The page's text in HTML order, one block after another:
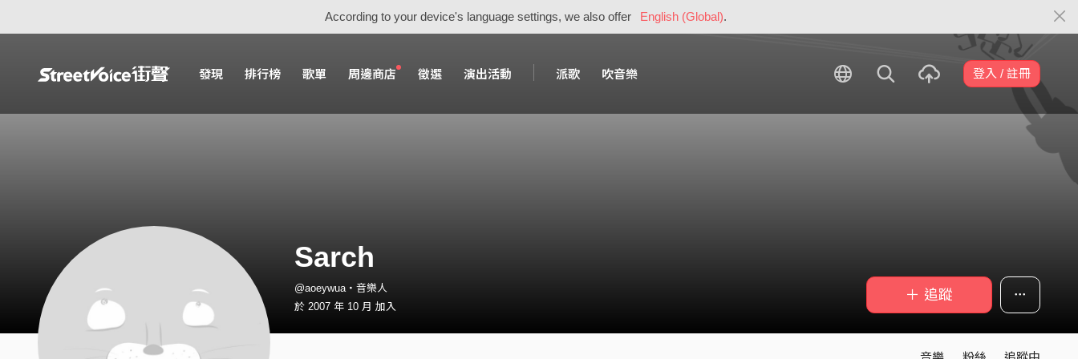
According to your device's language settings, we also offer English (Global).
發現 排行榜 歌單 周邊商店 徵選 演出活動 派歌 吹音樂 登入 / 註冊
Sarch
@aoeywua・音樂人
於 2007 年 10 月 加入
＋ 追蹤